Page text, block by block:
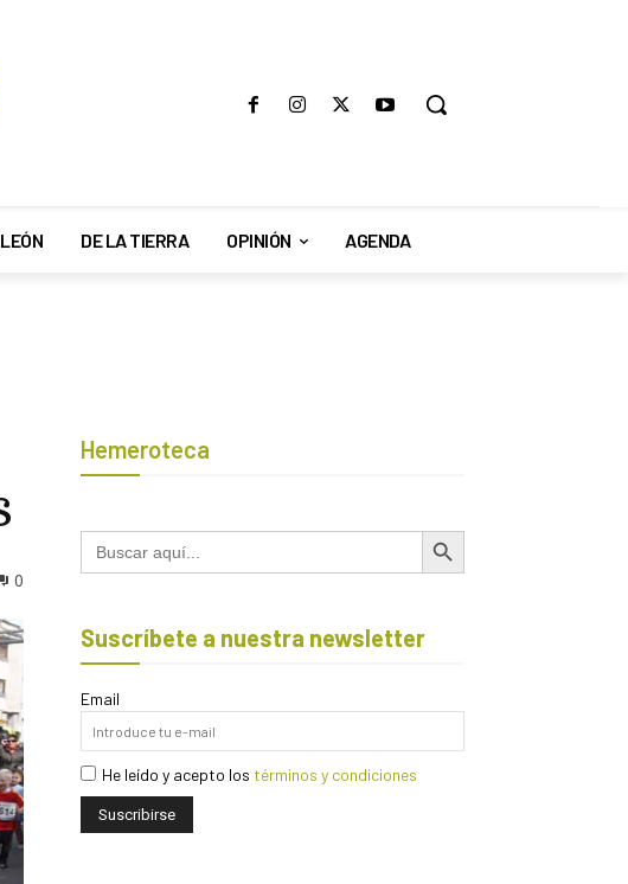
DE LA TIERRA OPINIÓN AGENDA
0
Hemeroteca
Buscar: Botón de búsqueda
Suscríbete a nuestra newsletter
Email
He leído y acepto los términos y condiciones